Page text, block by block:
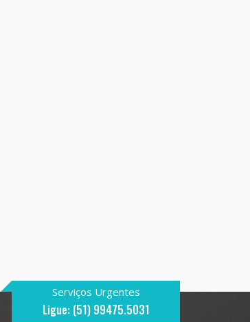
Serviços Urgentes
Ligue: (51) 99475.5031